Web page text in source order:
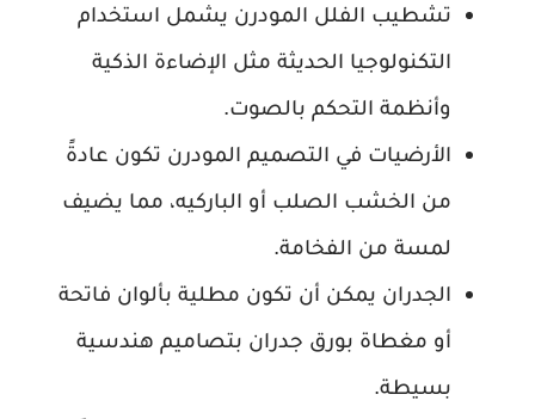
تشطيب الفلل المودرن يشمل استخدام
التكنولوجيا الحديثة مثل الإضاءة الذكية
وأنظمة التحكم بالصوت.
الأرضيات في التصميم المودرن تكون عادةً
من الخشب الصلب أو الباركيه، مما يضيف
لمسة من الفخامة.
الجدران يمكن أن تكون مطلية بألوان فاتحة
أو مغطاة بورق جدران بتصاميم هندسية
بسيطة.